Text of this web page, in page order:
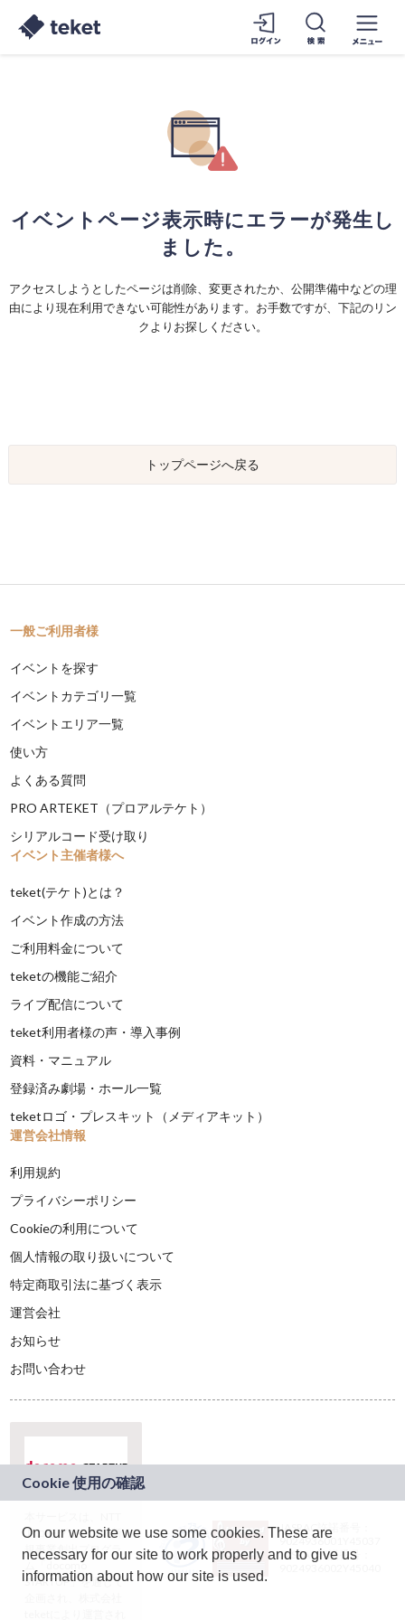
イベントページ表示時にエラーが発生し
ました。
アクセスしようとしたページは削除、変更されたか、公開準備中などの理
由により現在利用できない可能性があります。お手数ですが、下記のリン
クよりお探しください。
トップページへ戻る
一般ご利用者様
イベントを探す
イベントカテゴリ一覧
イベントエリア一覧
使い方
よくある質問
PRO ARTEKET（プロアルテケト）
シリアルコード受け取り
イベント主催者様へ
teket(テケト)とは？
イベント作成の方法
ご利用料金について
teketの機能ご紹介
ライブ配信について
teket利用者様の声・導入事例
資料・マニュアル
登録済み劇場・ホール一覧
teketロゴ・プレスキット（メディアキット）
運営会社情報
利用規約
プライバシーポリシー
Cookieの利用について
個人情報の取り扱いについて
特定商取引法に基づく表示
運営会社
お知らせ
お問い合わせ
ドコモグループの新
規事業創出プログラ
ム「docomo
STARTUP」を通じて
JASRAC許諾番号：
9024936001Y45037
JASRAC許諾番号：
On our website we use some cookies. These are
necessary for our site to work properly and to give us
information about how our site is used.